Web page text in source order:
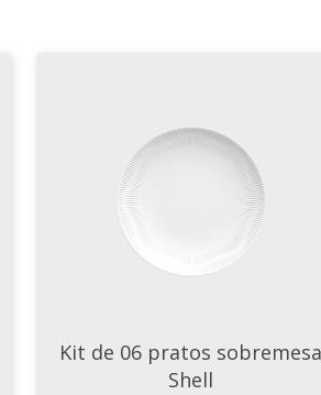
Kit de 06 pratos sobremesa
Shell